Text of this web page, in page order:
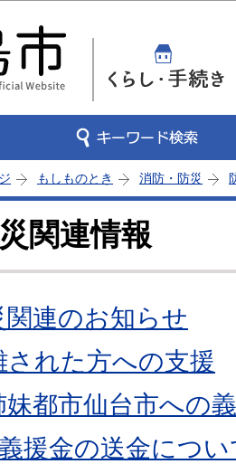
もしものとき 消防・防災
関連情報
関連のお知らせ
された方への支援
妹都市仙台市への
援金の送金につい